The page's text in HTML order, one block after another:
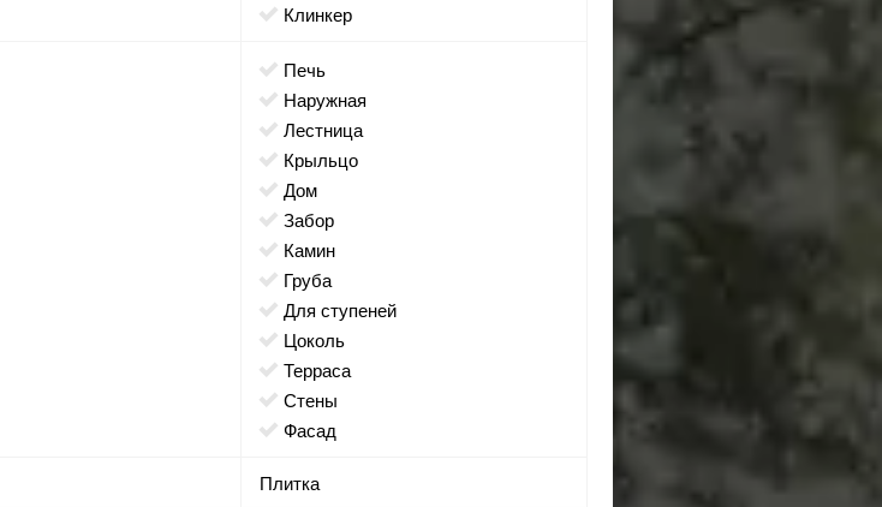
Клинкер
печь
наружная
лестница
крыльцо
дом
забор
камин
груба
для ступеней
цоколь
терраса
стены
фасад
Плитка